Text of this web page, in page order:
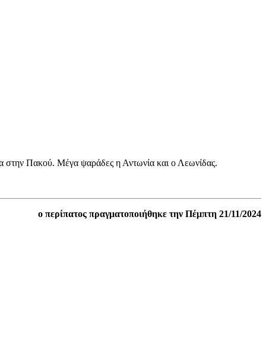
στην Πακού. Μέγα ψαράδες η Αντωνία και ο Λεωνίδας.
ο περίπατος πραγματοποιήθηκε την Πέμπτη 21/11/2024